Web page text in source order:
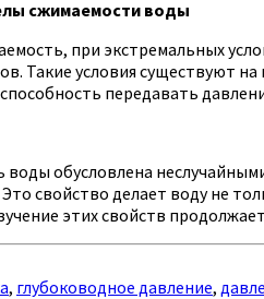
сжимаемости воды
при экстремальных
Такие условия существуют
передавать
обусловлена
свойство делает воду не
этих свойств
, глубоководное давление,